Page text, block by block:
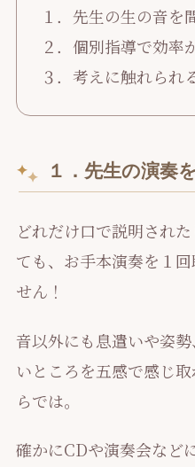
１．先生の生の音を
２．個別指導で効率
３．考えに触れられ
１．先生の演奏
どれだけ口で説明され
ても、お手本演奏を１
せん！
音以外にも息遣いや姿
いところを五感で感じ
らでは。
確かにCDや演奏会など